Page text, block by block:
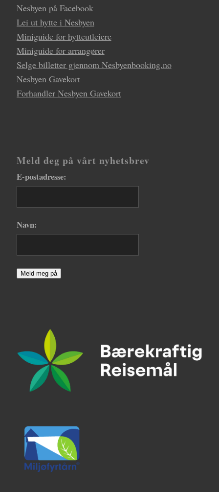
Nesbyen på Facebook
Lei ut hytte i Nesbyen
Miniguide for hytteutleiere
Miniguide for arrangører
Selge billetter gjennom Nesbyenbooking.no
Nesbyen Gavekort
Forhandler Nesbyen Gavekort
Meld deg på vårt nyhetsbrev
E-postadresse:
Navn:
Meld meg på